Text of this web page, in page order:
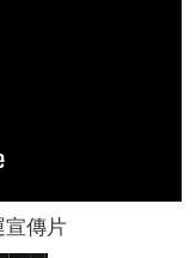
宣傳片